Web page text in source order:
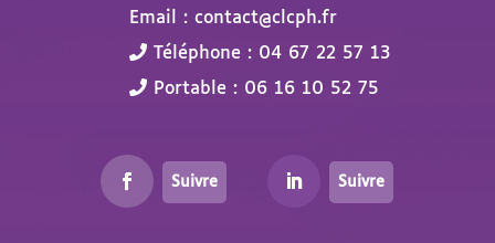
Email : contact@clcph.fr
Téléphone : 04 67 22 57 13
Portable : 06 16 10 52 75
Suivre Suivre